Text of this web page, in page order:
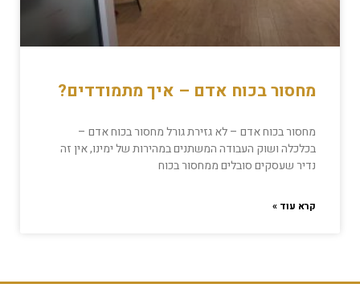
מחסור בכוח אדם – איך מתמודדים?
מחסור בכוח אדם – לא גזירת גורל מחסור בכוח אדם –
בכלכלה ושוק העבודה המשתנים במהירות של ימינו, אין זה
נדיר שעסקים סובלים ממחסור בכוח
קרא עוד »